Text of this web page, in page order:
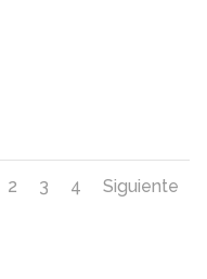
2 3 4 Siguiente